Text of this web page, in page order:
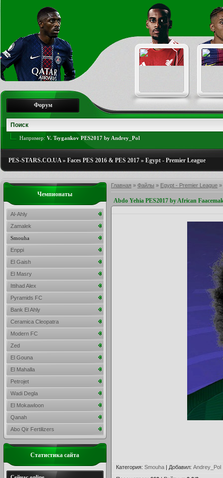
Форум
Например: V. Tsygankov PES2017 by Andrey_Pol
PES-STARS.CO.UA» Faces PES 2016 & PES 2017 » Egypt - Premier League
Главная » Файлы » Egypt - Premier League »
Abdo Yehia PES2017 by African
Категория: Smouha | Добавил: Andrey_Pol
Чемпионаты
Al-Ahly
Zamalek
Smouha
Enppi
El Gaish
El Masry
Ittihad Alex
Pyramids FC
Bank El Ahly
Ceramica Cleopatra
Modern FC
Zed
El Gouna
El Mahalla
Petrojet
Wadi Degla
El Mokawloon
Qanah
Abo Qir Fertilizers
Статистика сайта